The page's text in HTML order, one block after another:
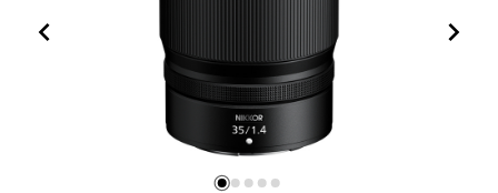
Loading... Video & Drohnen
Stative & Gimbals